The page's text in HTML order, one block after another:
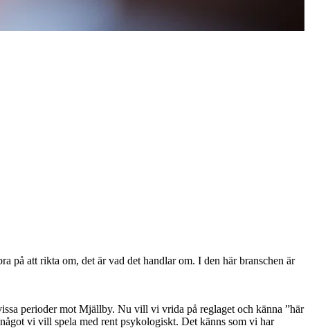
på att rikta om, det är vad det handlar om. I den här branschen är
perioder mot Mjällby. Nu vill vi vrida på reglaget och känna ”här
vi vill spela med rent psykologiskt. Det känns som vi har